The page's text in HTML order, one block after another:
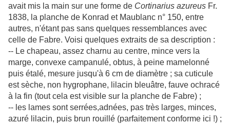
avait mis la main sur une forme de Cortinarius azureus Fr.
1838, la planche de Konrad et Maublanc n° 150, entre
autres, n'étant pas sans quelques ressemblances avec
celle de Fabre. Voisi quelques extraits de sa description :
-- Le chapeau, assez charnu au centre, mince vers la
marge, convexe campanulé, obtus, à peine mamelonné
puis étalé, mesure jusqu'à 6 cm de diamètre ; sa cuticule
est sèche, non hygrophane, lilacin bleuâtre, fauve ochracé
à la fin (tout cela est visible sur la planche de Fabre) ;
-- les lames sont serrées,adnées, pas très larges, minces,
azuré lilacin, puis brun rouillé (parfaitement conforme ici !) ;